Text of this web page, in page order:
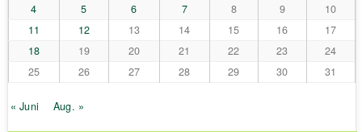
4
5 6 7 8 9
10
11
12 13 14 15 16
17
18
19 20 21 22 23
24
25
26 27 28 29 30 31
« Juni Aug. »